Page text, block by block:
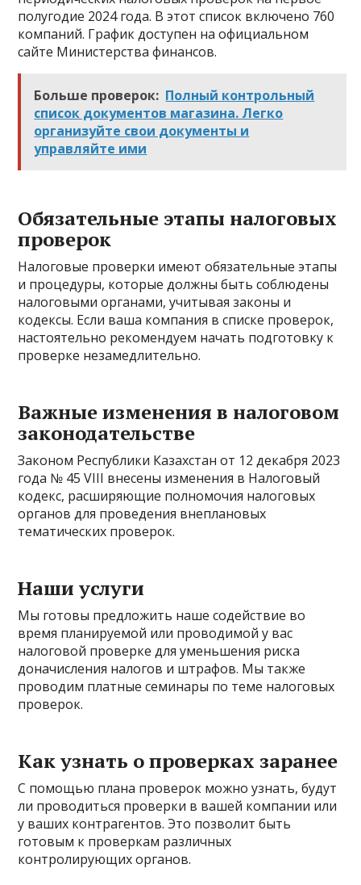
полугодие 2024 года. В этот список включено 760
компаний. График доступен на официальном
сайте Министерства финансов.
Больше проверок: Полный контрольный
список документов магазина. Легко
организуйте свои документы и
управляйте ими
Обязательные этапы налоговых
проверок
Налоговые проверки имеют обязательные этапы
и процедуры, которые должны быть соблюдены
налоговыми органами, учитывая законы и
кодексы. Если ваша компания в списке проверок,
настоятельно рекомендуем начать подготовку к
проверке незамедлительно.
Важные изменения в налоговом
законодательстве
Законом Республики Казахстан от 12 декабря 2023
года № 45 VIII внесены изменения в Налоговый
кодекс, расширяющие полномочия налоговых
органов для проведения внеплановых
тематических проверок.
Наши услуги
Мы готовы предложить наше содействие во
время планируемой или проводимой у вас
налоговой проверке для уменьшения риска
доначисления налогов и штрафов. Мы также
проводим платные семинары по теме налоговых
проверок.
Как узнать о проверках заранее
С помощью плана проверок можно узнать, будут
ли проводиться проверки в вашей компании или
у ваших контрагентов. Это позволит быть
готовым к проверкам различных
контролирующих органов.